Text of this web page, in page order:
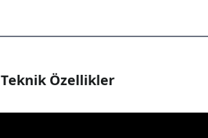
Teknik Özellikler